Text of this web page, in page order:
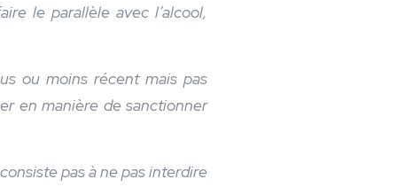
le parallèle avec l’alcool,
ou moins récent mais pas
en manière de sanctionner
pas à ne pas interdire